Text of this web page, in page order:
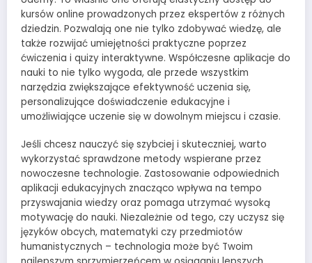
kursów online prowadzonych przez ekspertów z różnych
dziedzin. Pozwalają one nie tylko zdobywać wiedzę, ale
także rozwijać umiejętności praktyczne poprzez
ćwiczenia i quizy interaktywne. Współczesne aplikacje do
nauki to nie tylko wygoda, ale przede wszystkim
narzędzia zwiększające efektywność uczenia się,
personalizujące doświadczenie edukacyjne i
umożliwiające uczenie się w dowolnym miejscu i czasie.
Jeśli chcesz nauczyć się szybciej i skuteczniej, warto
wykorzystać sprawdzone metody wspierane przez
nowoczesne technologie. Zastosowanie odpowiednich
aplikacji edukacyjnych znacząco wpływa na tempo
przyswajania wiedzy oraz pomaga utrzymać wysoką
motywację do nauki. Niezależnie od tego, czy uczysz się
języków obcych, matematyki czy przedmiotów
humanistycznych – technologia może być Twoim